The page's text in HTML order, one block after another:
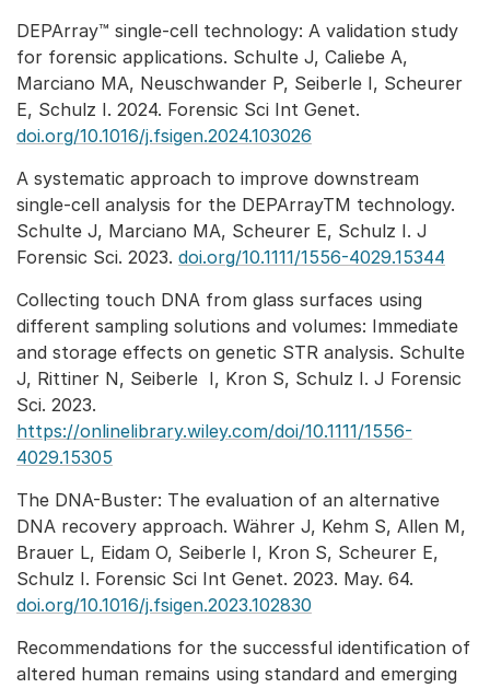
DEPArray™ single-cell technology: A validation study
for forensic applications. Schulte J, Caliebe A,
Marciano MA, Neuschwander P, Seiberle I, Scheurer
E, Schulz I. 2024. Forensic Sci Int Genet.
doi.org/10.1016/j.fsigen.2024.103026
A systematic approach to improve downstream
single-cell analysis for the DEPArrayTM technology.
Schulte J, Marciano MA, Scheurer E, Schulz I. J
Forensic Sci. 2023. doi.org/10.1111/1556-4029.15344
Collecting touch DNA from glass surfaces using
different sampling solutions and volumes: Immediate
and storage effects on genetic STR analysis. Schulte
J, Rittiner N, Seiberle I, Kron S, Schulz I. J Forensic
Sci. 2023.
https://onlinelibrary.wiley.com/doi/10.1111/1556-
4029.15305
The DNA-Buster: The evaluation of an alternative
DNA recovery approach. Währer J, Kehm S, Allen M,
Brauer L, Eidam O, Seiberle I, Kron S, Scheurer E,
Schulz I. Forensic Sci Int Genet. 2023. May. 64.
doi.org/10.1016/j.fsigen.2023.102830
Recommendations for the successful identification of
altered human remains using standard and emerging